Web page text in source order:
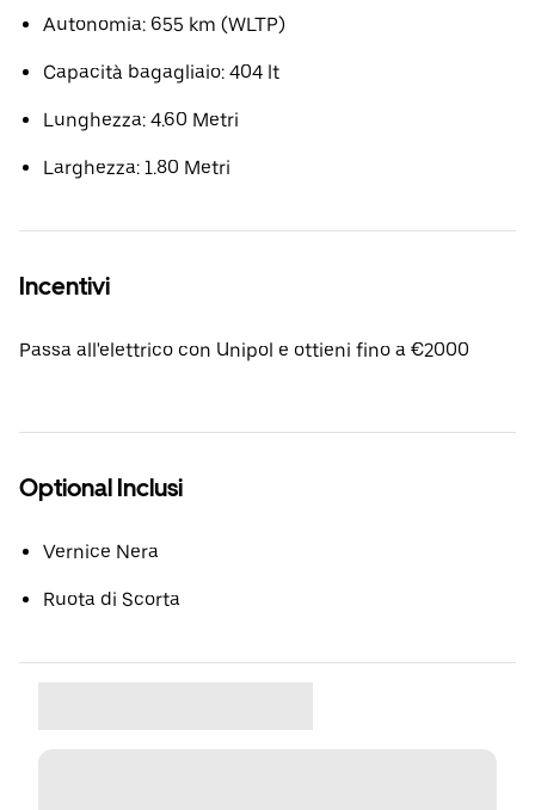
Autonomia: 655 km (WLTP)
Capacità bagagliaio: 404 lt
Lunghezza: 4.60 Metri
Larghezza: 1.80 Metri
Incentivi
Passa all'elettrico con Unipol e ottieni fino a €2000
Optional Inclusi
Vernice Nera
Ruota di Scorta